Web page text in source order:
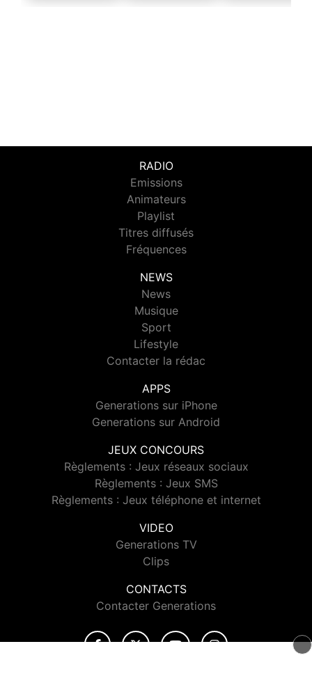
RADIO
Emissions
Animateurs
Playlist
Titres diffusés
Fréquences
NEWS
News
Musique
Sport
Lifestyle
Contacter la rédac
APPS
Generations sur iPhone
Generations sur Android
JEUX CONCOURS
Règlements : Jeux réseaux sociaux
Règlements : Jeux SMS
Règlements : Jeux téléphone et internet
VIDEO
Generations TV
Clips
CONTACTS
Contacter Generations